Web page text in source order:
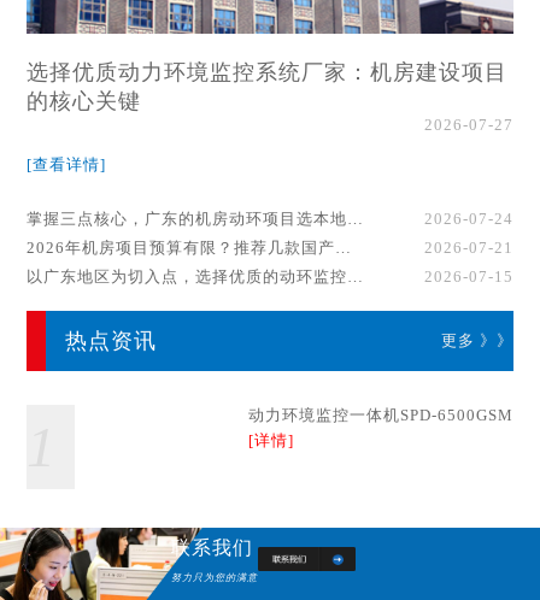
选择优质动力环境监控系统厂家：机房建设项目
的核心关键
2026-07-27
[查看详情]
掌握三点核心，广东的机房动环项目选本地厂家事半功倍！
2026-07-24
2026年机房项目预算有限？推荐几款国产动环监控系统品牌
2026-07-21
以广东地区为切入点，选择优质的动环监控系统厂家
2026-07-15
热点资讯 更多 》》
动力环境监控一体机SPD-6500GSM
[详情]
联系我们
努力只为您的满意